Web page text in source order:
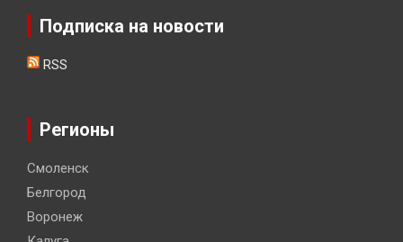
Подписка на новости
RSS
Регионы
Смоленск
Белгород
Воронеж